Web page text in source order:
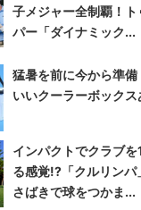
子メジャー全制覇！
パー「ダイナミック...
猛暑を前に今から準備
いいクーラーボック
インパクトでクラブを
る感覚!?「クルリンパ
さばきで球をつかま...